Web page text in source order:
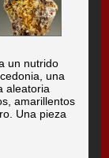
un nutrido
una
aleatoria
amarillentos
Una pieza